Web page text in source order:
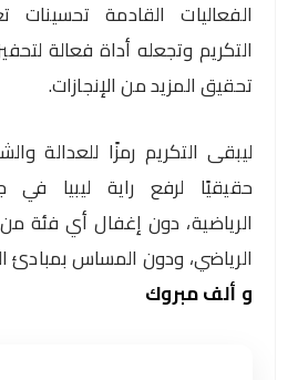
الفعاليات القادمة
التكريم وتجعله أداة فعالة
تحقيق المزيد من الإنجازات.
ليبقى التكريم رمزًا للعدالة
حقيقيًا لرفع راية ليبيا في
الرياضية، دون إغفال أي فئة
الرياضي، ودون المساس بمبادئ
و ألف مبروك